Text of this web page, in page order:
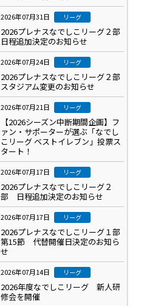
2026年07月31日 リーグ
2026プレナスなでしこリーグ２部
日程追加決定のお知らせ
2026年07月24日 リーグ
2026プレナスなでしこリーグ２部
スタジアム変更のお知らせ
2026年07月21日 リーグ
【2026シーズン中断期間企画】フ
ァン・サポーターが選ぶ「なでし
こリーグ ベストイレブン」投票ス
タート！
2026年07月17日 リーグ
2026プレナスなでしこリーグ２
部 日程追加決定のお知らせ
2026年07月17日 リーグ
2026プレナスなでしこリーグ１部
第15節 代替開催日決定のお知ら
せ
2026年07月14日 リーグ
2026年度なでしこリーグ 新人研
修会を開催